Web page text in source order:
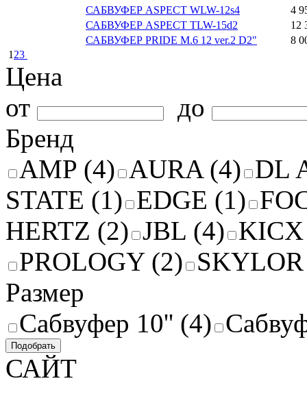
САБВУФЕР ASPECT WLW-12s4
4
САБВУФЕР ASPECT TLW-15d2
12
САБВУФЕР PRIDE M.6 12 ver.2 D2"
8
1 23
Цена
от
до
Бренд
AMP (4) AURA (4) DL
STATE (1) EDGE (1)
HERTZ (2) JBL (4)
PROLOGY (2)
Размер
Сабвуфер 10'' (4)
Подобрать
САЙТ